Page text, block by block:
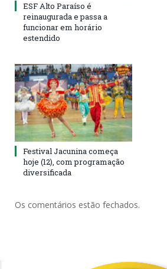
ESF Alto Paraíso é
reinaugurada e passa a
funcionar em horário
estendido
Festival Jacunina começa
hoje (12), com programação
diversificada
Os comentários estão fechados.